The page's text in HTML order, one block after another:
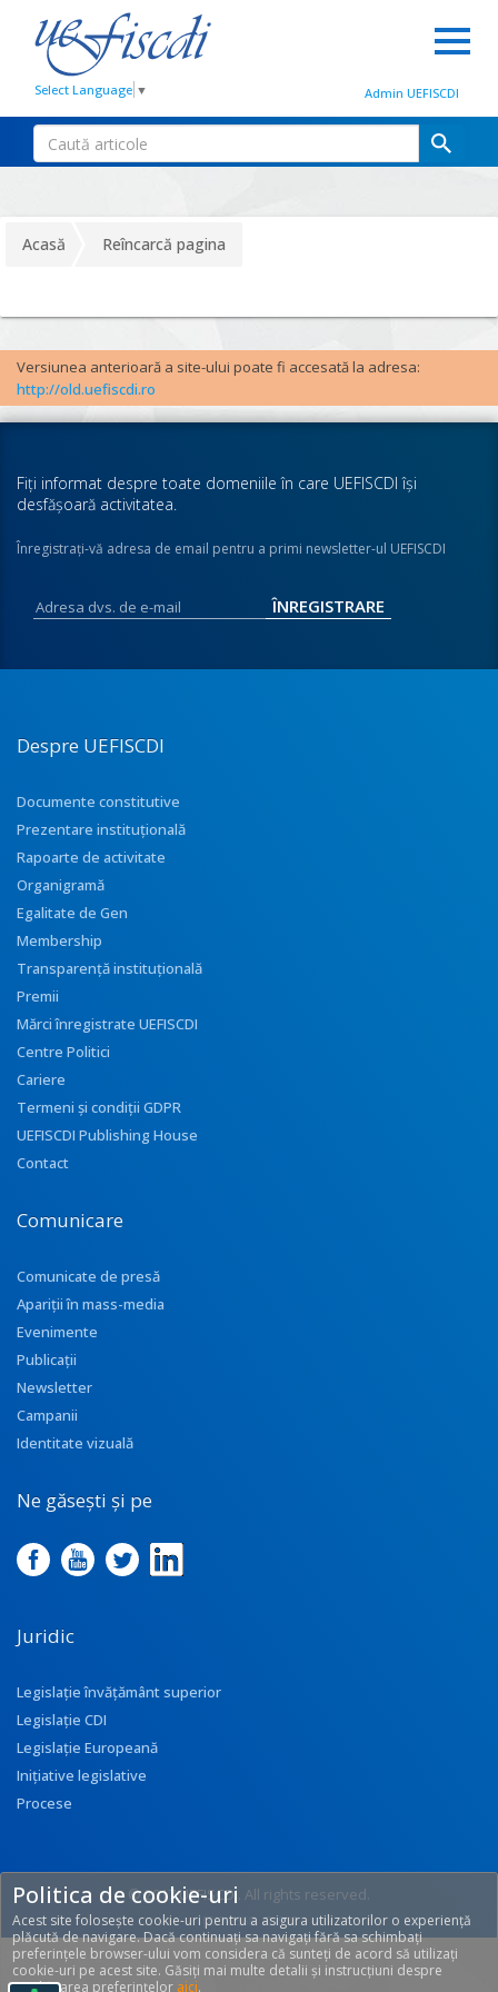
Select Language ▼ Admin UEFISCDI
Acasă Reîncarcă pagina
Versiunea anterioară a site-ului poate fi accesată la adresa:
http://old.uefiscdi.ro
Fiţi informat despre toate domeniile în care UEFISCDI îşi
desfăşoară activitatea.
Înregistraţi-vă adresa de email pentru a primi newsletter-ul UEFISCDI
Despre UEFISCDI
Documente constitutive
Prezentare instituţională
Rapoarte de activitate
Organigramă
Egalitate de Gen
Membership
Transparenţă instituţională
Premii
Mărci înregistrate UEFISCDI
Centre Politici
Cariere
Termeni și condiții GDPR
UEFISCDI Publishing House
Contact
Comunicare
Comunicate de presă
Apariţii în mass-media
Evenimente
Publicații
Newsletter
Campanii
Identitate vizuală
Ne găsești și pe
Juridic
Legislație învățământ superior
Legislație CDI
Legislație Europeană
Inițiative legislative
Procese
© 2017 UEFISCDI. All rights reserved.
[T: 0.2568, O: 92]
Politica de cookie-uri
Acest site folosește cookie-uri pentru a asigura utilizatorilor o experiență
plăcută de navigare. Dacă continuați sa navigați fără sa schimbați
preferințele browser-ului vom considera că sunteți de acord să utilizați
cookie-uri pe acest site. Găsiți mai multe detalii și instrucțiuni despre
modificarea preferințelor aici.